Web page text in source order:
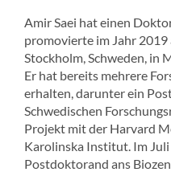
Amir Saei hat einen
promovierte im Jahr
Stockholm, Schweden, in
Er hat bereits mehrere
erhalten, darunter ein
Schwedischen
Projekt mit der Harvard
Karolinska Institut. Im
Postdoktorand ans